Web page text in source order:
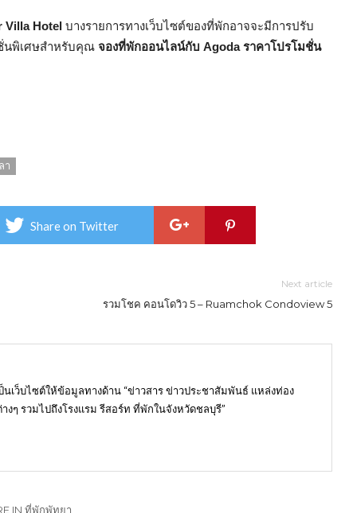
Villa Hotel บางรายการทางเว็บไซต์ของที่พักอาจจะมีการปรับ
นพิเศษสำหรับคุณ จองที่พักออนไลน์กับ Agoda ราคาโปรโมชั่น
า
Share on Twitter
Next article
รวมโชค คอนโดวิว 5 – Ruamchok Condoview 5
นเว็บไซต์ให้ข้อมูลทางด้าน “ข่าวสาร ข่าวประชาสัมพันธ์ แหล่งท่อง
งๆ รวมไปถึงโรงแรม รีสอร์ท ที่พักในจังหวัดชลบุรี”
IN ที่พักพัทยา